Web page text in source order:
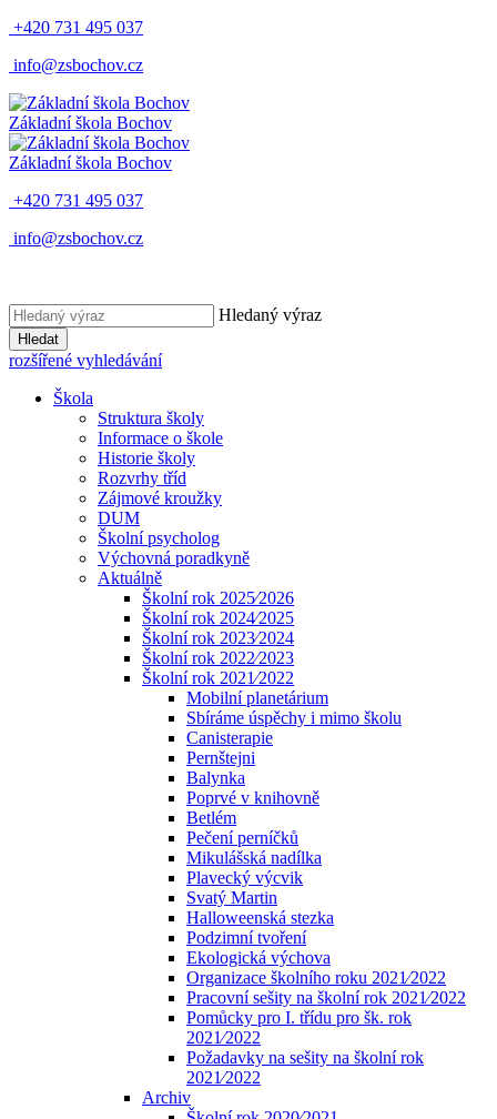
+420 731 495 037
info@zsbochov.cz
Základní škola Bochov
Základní škola Bochov
+420 731 495 037
info@zsbochov.cz
Hledaný výraz
Hledat
rozšířené vyhledávání
Škola
Struktura školy
Informace o škole
Historie školy
Rozvrhy tříd
Zájmové kroužky
DUM
Školní psycholog
Výchovná poradkyně
Aktuálně
Školní rok 2025⁄2026
Školní rok 2024⁄2025
Školní rok 2023⁄2024
Školní rok 2022⁄2023
Školní rok 2021⁄2022
Mobilní planetárium
Sbíráme úspěchy i mimo školu
Canisterapie
Pernštejni
Balynka
Poprvé v knihovně
Betlém
Pečení perníčků
Mikulášská nadílka
Plavecký výcvik
Svatý Martin
Halloweenská stezka
Podzimní tvoření
Ekologická výchova
Organizace školního roku 2021⁄2022
Pracovní sešity na školní rok 2021⁄2022
Pomůcky pro I. třídu pro šk. rok
2021⁄2022
Požadavky na sešity na školní rok
2021⁄2022
Archiv